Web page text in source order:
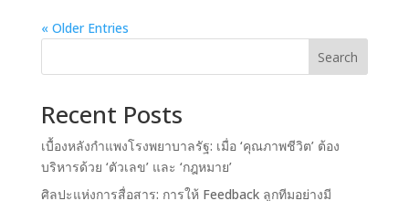
« Older Entries
Search
Recent Posts
เบื้องหลังกำแพงโรงพยาบาลรัฐ: เมื่อ ‘คุณภาพชีวิต’ ต้อง
บริหารด้วย ‘ตัวเลข’ และ ‘กฎหมาย’
ศิลปะแห่งการสื่อสาร: การให้ Feedback ลูกทีมอย่างมี